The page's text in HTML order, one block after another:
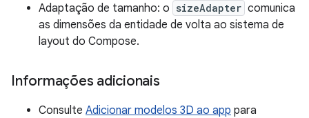
Adaptação de tamanho: o sizeAdapter comunica
as dimensões da entidade de volta ao sistema de
layout do Compose.
Informações adicionais
Consulte Adicionar modelos 3D ao app para